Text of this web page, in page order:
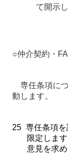
て開示
○仲介契約・ FA
専任条項に
動します。
25 専任条項
限定しま
意見を求